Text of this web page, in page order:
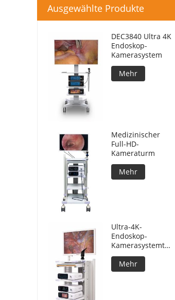
Ausgewählte Produkte
DEC3840 Ultra 4K
Endoskop-
Kamerasystem
Mehr
Medizinischer
Full-HD-
Kameraturm
Mehr
Ultra-4K-
Endoskop-
Kamerasystemturm
für die
Laparoskop-
Chirurgie
Mehr